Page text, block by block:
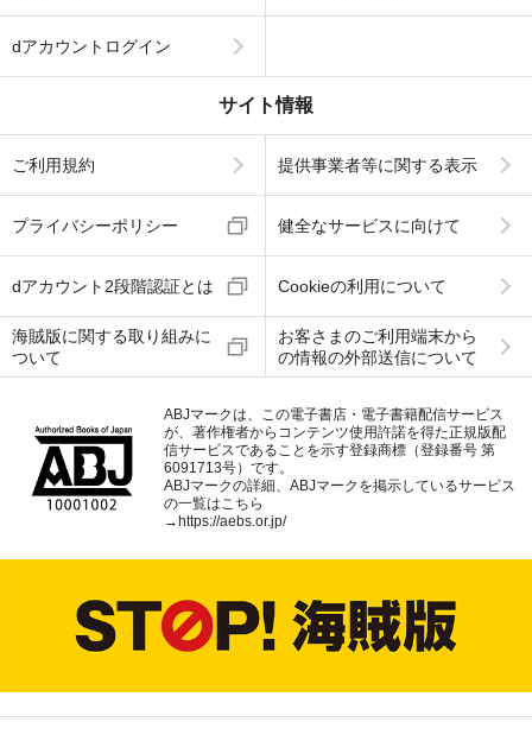
dアカウントログイン
サイト情報
ご利用規約 提供事業者等に関する表示
プライバシーポリシー 健全なサービスに向けて
dアカウント2段階認証とは Cookieの利用について
海賊版に関する取り組みに
ついて
お客さまのご利用端末から
の情報の外部送信について
ABJマークは、この電子書店・電子書籍配信サービス
が、著作権者からコンテンツ使用許諾を得た正規版配
信サービスであることを示す登録商標（登録番号 第
6091713号）です。
ABJマークの詳細、ABJマークを掲示しているサービス
の一覧はこちら
→ https://aebs.or.jp/